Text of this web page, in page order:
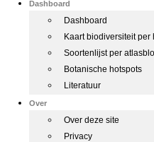
Dashboard
Dashboard
Kaart biodiversiteit per
Soortenlijst per
Botanische hotspots
Literatuur
Over
Over deze site
Privacy